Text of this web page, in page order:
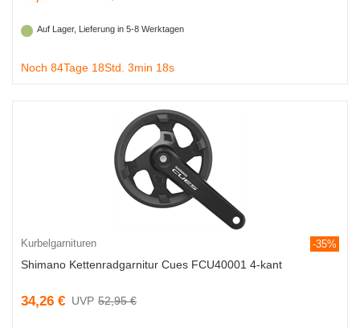
Auf Lager, Lieferung in 5-8 Werktagen
Noch 84Tage 18Std. 3min 18s
Kurbelgarnituren -35%
Shimano Kettenradgarnitur Cues FCU40001 4-kant
34,26 € 52,95 €